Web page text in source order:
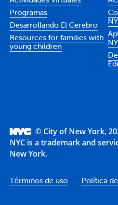
Programas
Desarrollando El Cerebro
Resources for families with
young children
© City of New York,
NYC is a trademark and
New York.
Términos de uso Política